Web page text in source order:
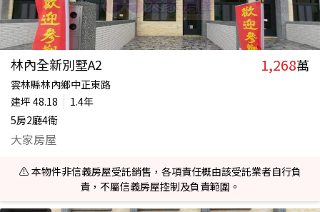
林內全新別墅A2 1,268萬
雲林縣林內鄉中正東路
建坪 48.18
1.4年
5房2廳4衛
大家房屋
⚠️ 本物件非信義房屋受託銷售，各項責任概由該受託業者自行負
責，不屬信義房屋控制及負責範圍。